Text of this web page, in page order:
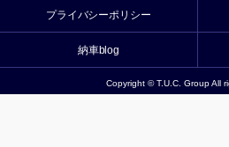
プライバシーポリシー
納車blog
Copyright © T.U.C. Group All